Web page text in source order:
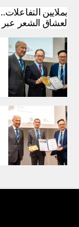
بملايين
لعشاق الشعر